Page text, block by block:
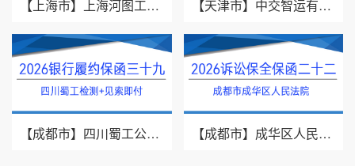
【上海市】上海河图工程股份有限公司/投标保函/2026银行投标保函十一 【天津市】中交智运有限公司/货物运输/2026年银行履约保函四十
【成都市】四川蜀工公路工程试验检测有限公司/2026年银行履约保函三十九 【成都市】成华区人民法院/借款纠纷/2026诉讼保全保函二十二